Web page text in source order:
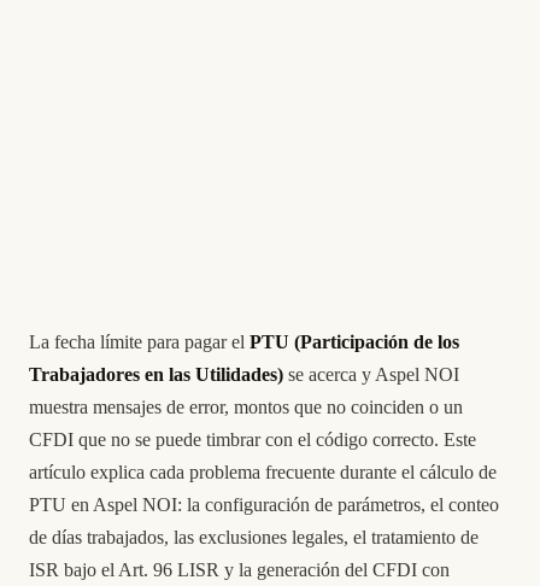
La fecha límite para pagar el PTU (Participación de los
Trabajadores en las Utilidades) se acerca y Aspel NOI
muestra mensajes de error, montos que no coinciden o un
CFDI que no se puede timbrar con el código correcto. Este
artículo explica cada problema frecuente durante el cálculo de
PTU en Aspel NOI: la configuración de parámetros, el conteo
de días trabajados, las exclusiones legales, el tratamiento de
ISR bajo el Art. 96 LISR y la generación del CFDI con